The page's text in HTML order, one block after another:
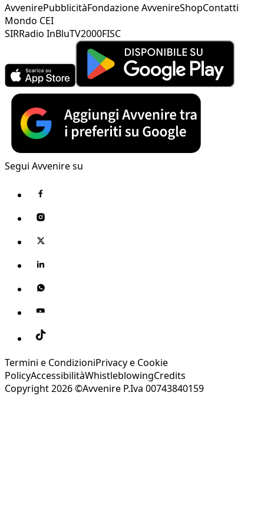
AvvenirePubblicitàFondazione AvvenireShopContatti
Mondo CEI
SIRRadio InBluTV2000FISC
Segui Avvenire su
Termini e CondizioniPrivacy e Cookie
PolicyAccessibilitàWhistleblowingCredits
Copyright 2026 ©Avvenire P.Iva 00743840159